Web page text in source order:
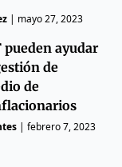
| mayo 27, 2023
pueden ayudar
de
de
|febrero 7, 2023